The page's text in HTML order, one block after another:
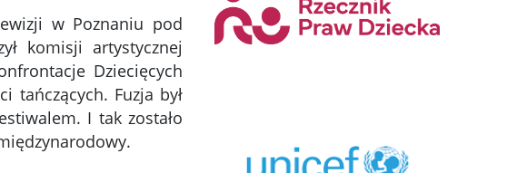
w Poznaniu pod
komisji artystycznej
Dziecięcych
tańczących. Fuzja był
I tak zostało